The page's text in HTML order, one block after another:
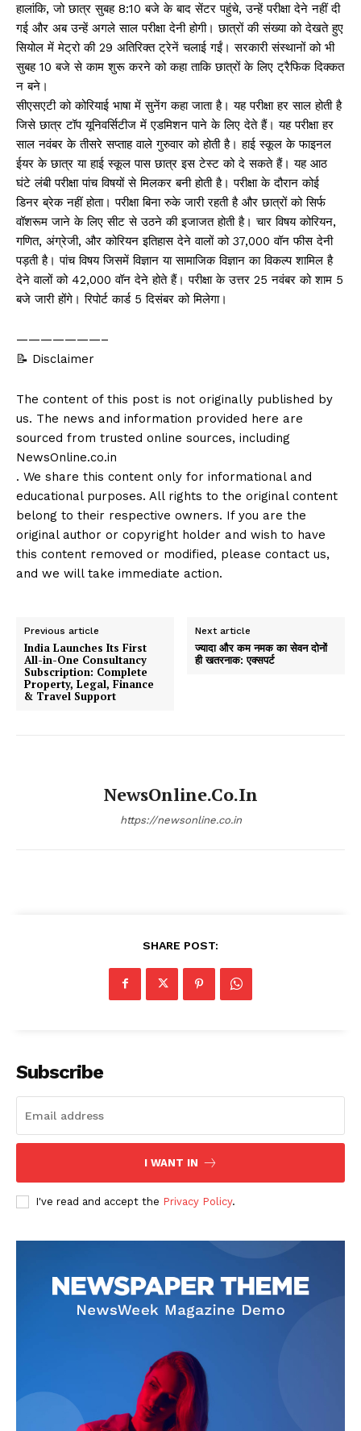
हालांकि, जो छात्र सुबह 8:10 बजे के बाद सेंटर पहुंचे, उन्हें परीक्षा देने नहीं दी
गई और अब उन्हें अगले साल परीक्षा देनी होगी। छात्रों की संख्या को देखते हुए
सियोल में मेट्रो की 29 अतिरिक्त ट्रेनें चलाई गईं। सरकारी संस्थानों को भी
सुबह 10 बजे से काम शुरू करने को कहा ताकि छात्रों के लिए ट्रैफिक दिक्कत
न बने।
सीएसएटी को कोरियाई भाषा में सुनेंग कहा जाता है। यह परीक्षा हर साल होती है
जिसे छात्र टॉप यूनिवर्सिटीज में एडमिशन पाने के लिए देते हैं। यह परीक्षा हर
साल नवंबर के तीसरे सप्ताह वाले गुरुवार को होती है। हाई स्कूल के फाइनल
ईयर के छात्र या हाई स्कूल पास छात्र इस टेस्ट को दे सकते हैं। यह आठ
घंटे लंबी परीक्षा पांच विषयों से मिलकर बनी होती है। परीक्षा के दौरान कोई
डिनर ब्रेक नहीं होता। परीक्षा बिना रुके जारी रहती है और छात्रों को सिर्फ
वॉशरूम जाने के लिए सीट से उठने की इजाजत होती है। चार विषय कोरियन,
गणित, अंग्रेजी, और कोरियन इतिहास देने वालों को 37,000 वॉन फीस देनी
पड़ती है। पांच विषय जिसमें विज्ञान या सामाजिक विज्ञान का विकल्प शामिल है
देने वालों को 42,000 वॉन देने होते हैं। परीक्षा के उत्तर 25 नवंबर को शाम 5
बजे जारी होंगे। रिपोर्ट कार्ड 5 दिसंबर को मिलेगा।
———————–
📝 Disclaimer
The content of this post is not originally published by
us. The news and information provided here are
sourced from trusted online sources, including
NewsOnline.co.in
. We share this content only for informational and
educational purposes. All rights to the original content
belong to their respective owners. If you are the
original author or copyright holder and wish to have
this content removed or modified, please contact us,
and we will take immediate action.
Previous article
India Launches Its First
All-in-One Consultancy
Subscription: Complete
Property, Legal, Finance
& Travel Support
Next article
ज्यादा और कम नमक का सेवन दोनों
ही खतरनाक: एक्सपर्ट
NewsOnline.co.in
https://newsonline.co.in
SHARE POST:
Subscribe
I WANT IN
I've read and accept the Privacy Policy.